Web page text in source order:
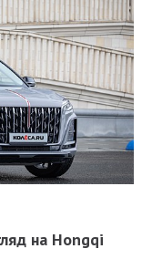
на Hongqi